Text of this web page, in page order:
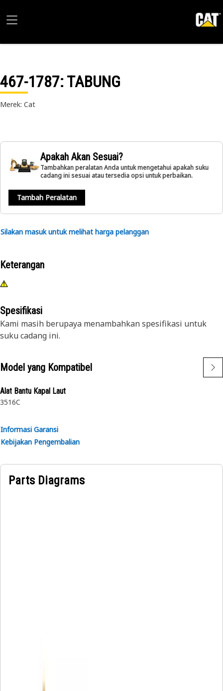
467-1787: TABUNG
Merek: Cat
Apakah Akan Sesuai?
Tambahkan peralatan Anda untuk mengetahui apakah suku
cadang ini sesuai atau tersedia opsi untuk perbaikan.
Tambah Peralatan
Silakan masuk untuk melihat harga pelanggan
Keterangan
Spesifikasi
Kami masih berupaya menambahkan spesifikasi untuk
suku cadang ini.
Model yang Kompatibel
Alat Bantu Kapal Laut
3516C
Informasi Garansi
Kebijakan Pengembalian
Parts Diagrams